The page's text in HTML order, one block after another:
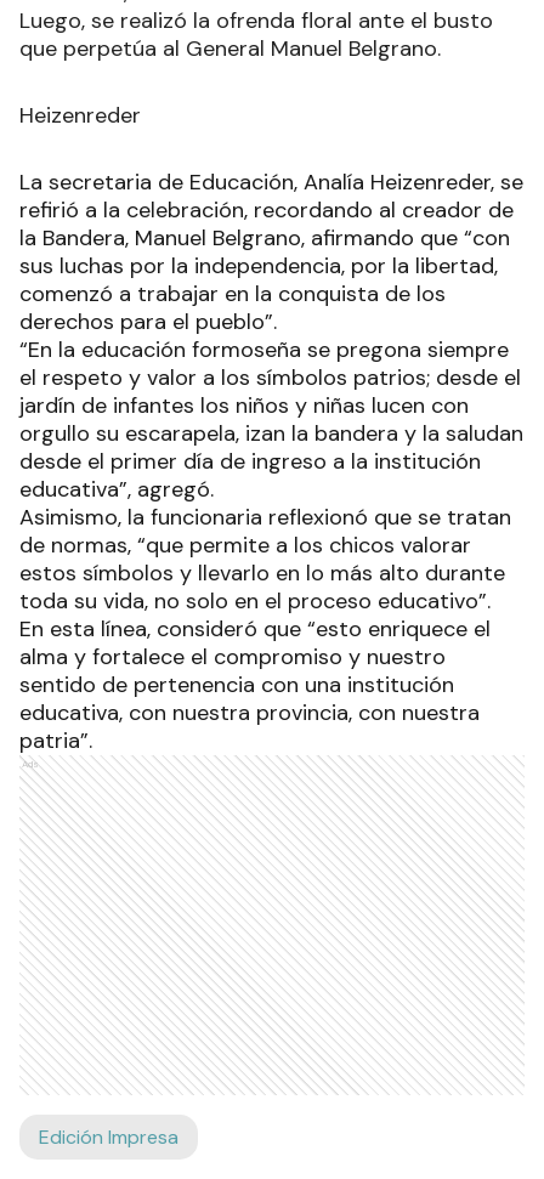
Luego, se realizó la ofrenda floral ante el busto
que perpetúa al General Manuel Belgrano.
Heizenreder
La secretaria de Educación, Analía Heizenreder, se
refirió a la celebración, recordando al creador de
la Bandera, Manuel Belgrano, afirmando que “con
sus luchas por la independencia, por la libertad,
comenzó a trabajar en la conquista de los
derechos para el pueblo”.
“En la educación formoseña se pregona siempre
el respeto y valor a los símbolos patrios; desde el
jardín de infantes los niños y niñas lucen con
orgullo su escarapela, izan la bandera y la saludan
desde el primer día de ingreso a la institución
educativa”, agregó.
Asimismo, la funcionaria reflexionó que se tratan
de normas, “que permite a los chicos valorar
estos símbolos y llevarlo en lo más alto durante
toda su vida, no solo en el proceso educativo”.
En esta línea, consideró que “esto enriquece el
alma y fortalece el compromiso y nuestro
sentido de pertenencia con una institución
educativa, con nuestra provincia, con nuestra
patria”.
Ads
Edición Impresa